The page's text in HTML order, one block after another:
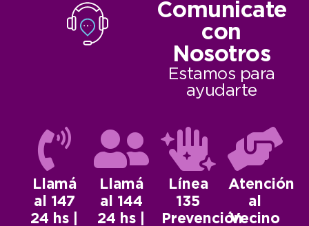
Comunicate
con
Nosotros
Estamos para
ayudarte
Llamá
al 147
24 hs |
Llamá
al 144
24 hs |
Línea
135
Prevención
Atención
al
Vecino